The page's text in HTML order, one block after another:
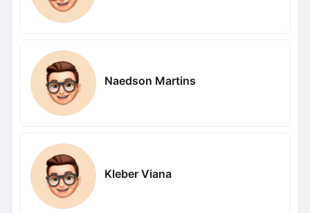
Naedson Martins
Kleber Viana